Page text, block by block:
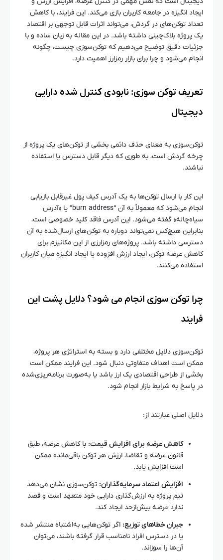
ایجاد انگیزه در جامعه کاربران بازی می‌کند. این فرایند، با کاهش
تعداد توکن‌های در گردش، می‌تواند اثرات قابل توجهی بر اقتصاد
یک پروژه بلاک‌چینی داشته باشد. در این مقاله به زبان ساده و با
جزئیات دقیق توضیح می‌دهیم که توکن‌سوزی چیست، چگونه
انجام می‌شود و چرا برای بازار رمزارز اهمیت دارد.
تعریف توکن‌ سوزی: نابودی کنترل‌ شده‌ دارایی
دیجیتال
توکن‌سوزی به معنای حذف دائمی بخشی از توکن‌های یک پروژه از
چرخه گردش است، به طوری که دیگر قابل دسترس یا استفاده
نباشند.
این کار با ارسال توکن‌ها به یک آدرس کیف پول غیرقابل بازیابی
انجام می‌شود که معمولاً به آن “burn address” یا «آدرس
سیاه‌چاله» گفته می‌شود. این آدرس فاقد کلید خصوصی است،
بنابراین هیچ‌کس نمی‌تواند دوباره به توکن‌های ارسال‌شده به آن
دسترسی داشته باشد. پروژه‌های رمزارزی از این مکانیزم برای
کاهش عرضه توکن، ایجاد ارزش افزوده یا ایجاد انگیزه میان کاربران
استفاده می‌کنند.
چرا توکن‌ سوزی انجام می‌ شود؟ دلایل پشت این
فرایند
توکن‌سوزی دلایل مختلفی دارد و بسته به استراتژی هر پروژه،
ممکن است اهداف متفاوتی دنبال شود. این فرایند ممکن است
بخشی از طراحی اقتصادی یک ارز باشد یا به‌صورت برنامه‌ریزی‌شده
در پاسخ به شرایط بازار انجام شود.
دلایل اصلی عبارتند از:
کاهش عرضه برای افزایش قیمت: با کاهش عرضه، طبق
قانون عرضه و تقاضا، ارزش هر توکن باقی‌مانده ممکن
است افزایش یابد.
افزایش اعتماد سرمایه‌گذاران: توکن‌سوزی نشان می‌دهد
تیم پروژه به ارزش‌گذاری دارایی خود متعهد است و قصد
ندارد عرضه بیش‌ازحد ایجاد کند.
جبران خطاهای توزیع: اگر توکن‌هایی به‌اشتباه منتشر شده
یا در دسترس افراد نامناسب قرار گرفته باشند، می‌توان
آن‌ها را سوزاند.